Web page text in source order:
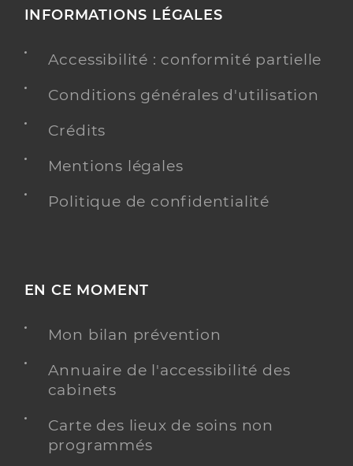
INFORMATIONS LÉGALES
Accessibilité : conformité partielle
Conditions générales d'utilisation
Crédits
Mentions légales
Politique de confidentialité
EN CE MOMENT
Mon bilan prévention
Annuaire de l'accessibilité des
cabinets
Carte des lieux de soins non
programmés